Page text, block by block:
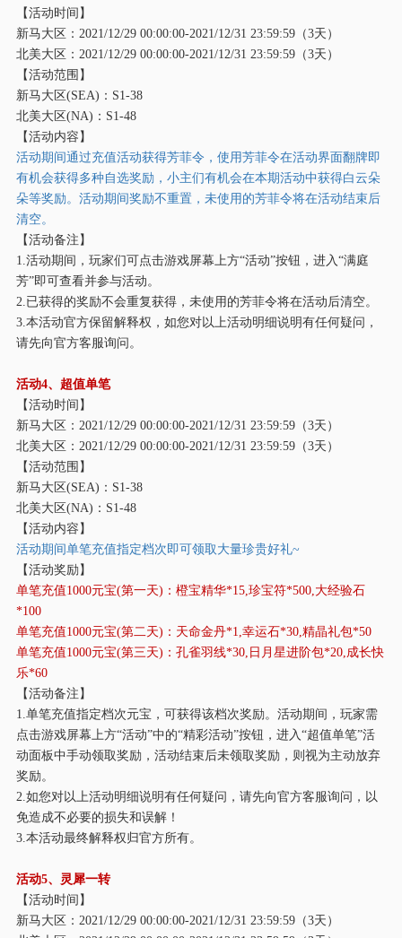
【活动时间】
新马大区： 2021/12/29 00:00:00-2021/12/31 23:59:59（3天）
北美大区： 2021/12/29 00:00:00-2021/12/31 23:59:59（3天）
【活动范围】
新马大区(SEA)：S1-38
北美大区(NA)：S1-48
【活动内容】
活动期间通过充值活动获得芳菲令，使用芳菲令在活动界面翻牌即
有机会获得多种自选奖励，小主们有机会在本期活动中获得白云朵
朵等奖励。活动期间奖励不重置，未使用的芳菲令将在活动结束后
清空。
【活动备注】
1.活动期间，玩家们可点击游戏屏幕上方“活动”按钮，进入“满庭
芳”即可查看并参与活动。
2.已获得的奖励不会重复获得，未使用的芳菲令将在活动后清空。
3.本活动官方保留解释权，如您对以上活动明细说明有任何疑问，
请先向官方客服询问。
活动4、超值单笔
【活动时间】
新马大区： 2021/12/29 00:00:00-2021/12/31 23:59:59（3天）
北美大区： 2021/12/29 00:00:00-2021/12/31 23:59:59（3天）
【活动范围】
新马大区(SEA)：S1-38
北美大区(NA)：S1-48
【活动内容】
活动期间单笔充值指定档次即可领取大量珍贵好礼~
【活动奖励】
单笔充值1000元宝(第一天)：橙宝精华*15,珍宝符*500,大经验石
*100
单笔充值1000元宝(第二天)：天命金丹*1,幸运石*30,精晶礼包*50
单笔充值1000元宝(第三天)：孔雀羽线*30,日月星进阶包*20,成长快
乐*60
【活动备注】
1.单笔充值指定档次元宝，可获得该档次奖励。活动期间，玩家需
点击游戏屏幕上方“活动”中的“精彩活动”按钮，进入“超值单笔”活
动面板中手动领取奖励，活动结束后未领取奖励，则视为主动放弃
奖励。
2.如您对以上活动明细说明有任何疑问，请先向官方客服询问，以
免造成不必要的损失和误解！
3.本活动最终解释权归官方所有。
活动5、灵犀一转
【活动时间】
新马大区： 2021/12/29 00:00:00-2021/12/31 23:59:59（3天）